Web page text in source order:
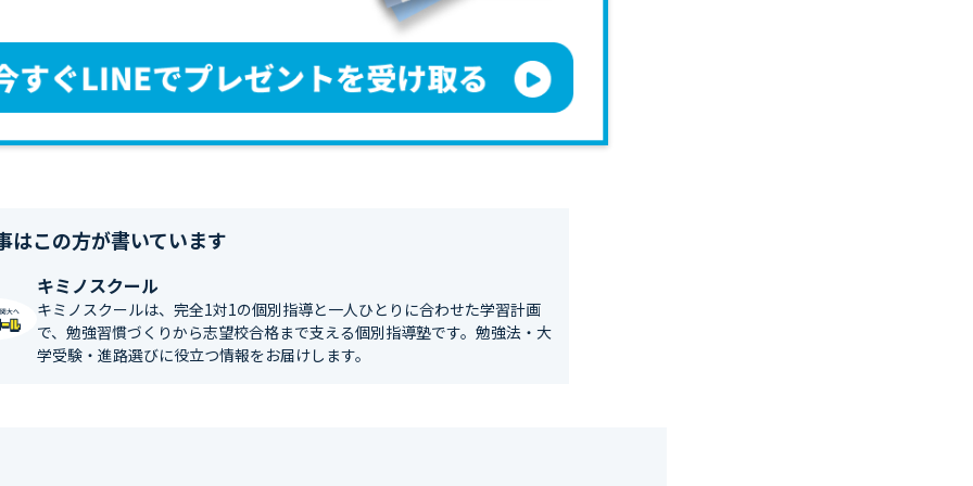
はこの方が書いています
キミノスクール
キミノスクールは、完全1対1の個別指導と一人ひとりに合わせた学習計画
で、勉強習慣づくりから志望校合格まで支える個別指導塾です。勉強法・大
学受験・進路選びに役立つ情報をお届けします。